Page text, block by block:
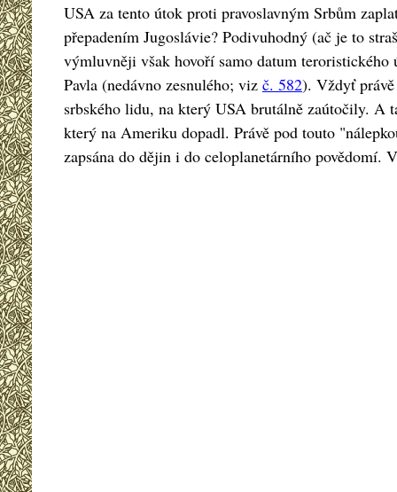
USA za tento útok proti pravoslavným Srbům
přepadením Jugoslávie? Podivuhodný (ač je to
výmluvněji však hovoří samo datum
Pavla (nedávno zesnulého; viz č. 582). Vždyť
srbského lidu, na který USA brutálně zaútočily. A
který na Ameriku dopadl. Právě pod touto
zapsána do dějin i do celoplanetárního